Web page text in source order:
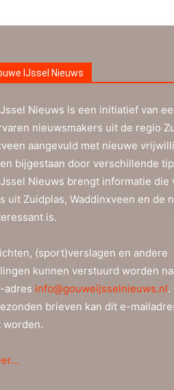
IJssel Nieuws
Nieuws is een initiatief van
nieuwsmakers uit de regio
aangevuld met nieuwe
bijgestaan door verschillende
Nieuws brengt informatie die
uit Zuidplas, Waddinxveen en de
is.
(sport)verslagen en andere
kunnen verstuurd worden
adres info@gouweijsselnieuws.nl.
brieven kan dit e-
worden.